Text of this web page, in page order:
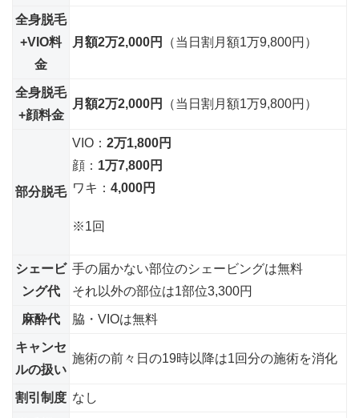
全身脱毛
+VIO料
金
月額2万2,000円 （当日割月額1万9,800円）
全身脱毛
+顔料金
月額2万2,000円 （当日割月額1万9,800円）
部分脱毛
VIO： 2万1,800円
顔： 1万7,800円
ワキ： 4,000円
※1回
シェービ
ング代
手の届かない部位のシェービングは無料
それ以外の部位は1部位3,300円
麻酔代 脇・VIOは無料
キャンセ
ルの扱い
施術の前々日の19時以降は1回分の施術を消化
割引制度 なし